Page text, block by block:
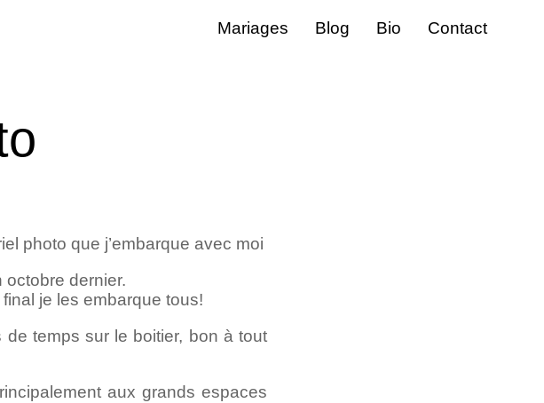
Mariages Blog Bio Contact
photo que j’embarque avec moi
dernier.
je les embarque tous!
temps sur le boitier, bon à tout
aux grands espaces